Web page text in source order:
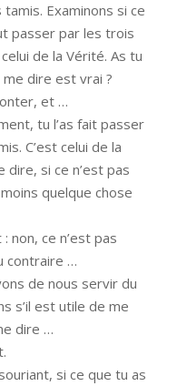
Examinons si ce
passer par les trois
de la Vérité. As tu
dire est vrai ?
et …
tu l’as fait passer
C’est celui de la
dire, si ce n’est pas
quelque chose
non, ce n’est pas
contraire …
de nous servir du
s’il est utile de me
dire …
si ce que tu as